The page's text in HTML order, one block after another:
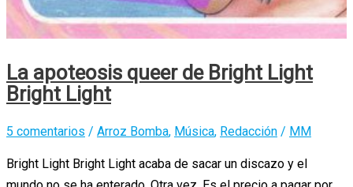
La apoteosis queer de Bright Light
Bright Light
5 comentarios / Arroz Bomba, Música, Redacción / MM
Bright Light Bright Light acaba de sacar un discazo y el